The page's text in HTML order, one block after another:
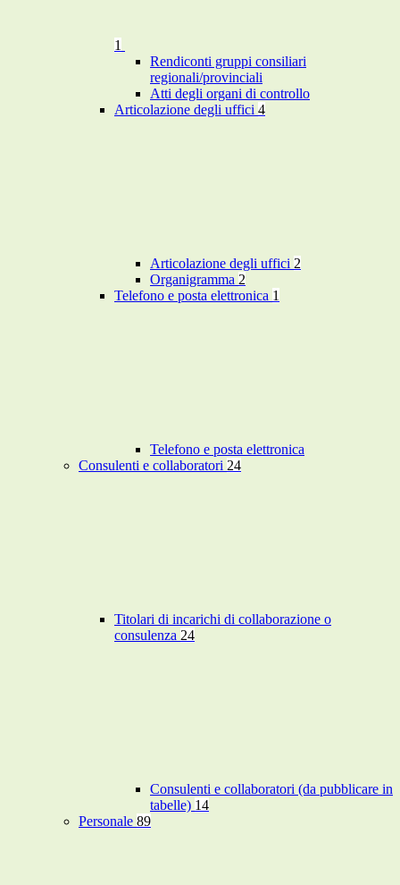
1
Rendiconti gruppi consiliari
regionali/provinciali
Atti degli organi di controllo
Articolazione degli uffici 4
Articolazione degli uffici 2
Organigramma 2
Telefono e posta elettronica 1
Telefono e posta elettronica
Consulenti e collaboratori 24
Titolari di incarichi di collaborazione o
consulenza 24
Consulenti e collaboratori (da pubblicare in
tabelle) 14
Personale 89